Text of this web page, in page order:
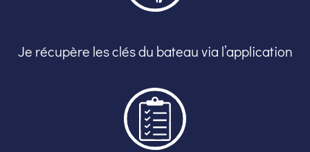
Je récupère les clés du bateau via l’application